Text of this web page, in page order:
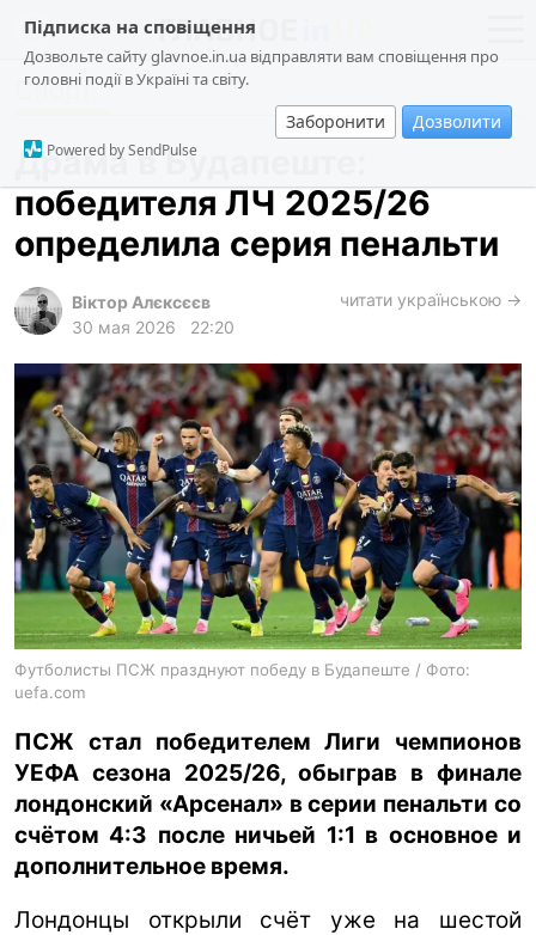
Підписка на сповіщення
Дозвольте сайту glavnoe.in.ua відправляти вам сповіщення про
головні події в Україні та світу.
Заборонити Дозволити
Powered by SendPulse
новости
о проекте
общество
происшествия
криминал
лонгриды
харьков
архив
gambling
ua ru en
Спорт
Драма в Будапеште:
победителя ЛЧ 2025/26
определила серия пенальти
Віктор Алєксєєв
30 мая 2026
22:20
читати українською →
Футболисты ПСЖ празднуют победу в Будапеште / Фото:
uefa.com
ПСЖ стал победителем Лиги чемпионов
УЕФА сезона 2025/26, обыграв в финале
лондонский «Арсенал» в серии пенальти со
счётом 4:3 после ничьей 1:1 в основное и
дополнительное время.
Лондонцы открыли счёт уже на шестой